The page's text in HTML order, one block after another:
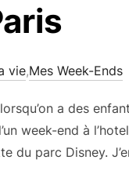
vie,Mes Week-Ends
a des
week-end à
du parc Disney.